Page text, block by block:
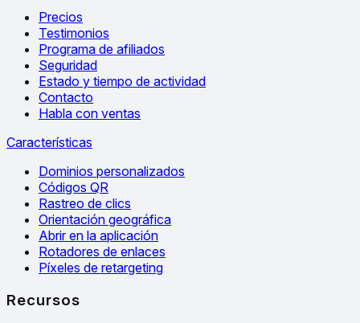
Precios
Testimonios
Programa de afiliados
Seguridad
Estado y tiempo de actividad
Contacto
Habla con ventas
Características
Dominios personalizados
Códigos QR
Rastreo de clics
Orientación geográfica
Abrir en la aplicación
Rotadores de enlaces
Píxeles de retargeting
Recursos